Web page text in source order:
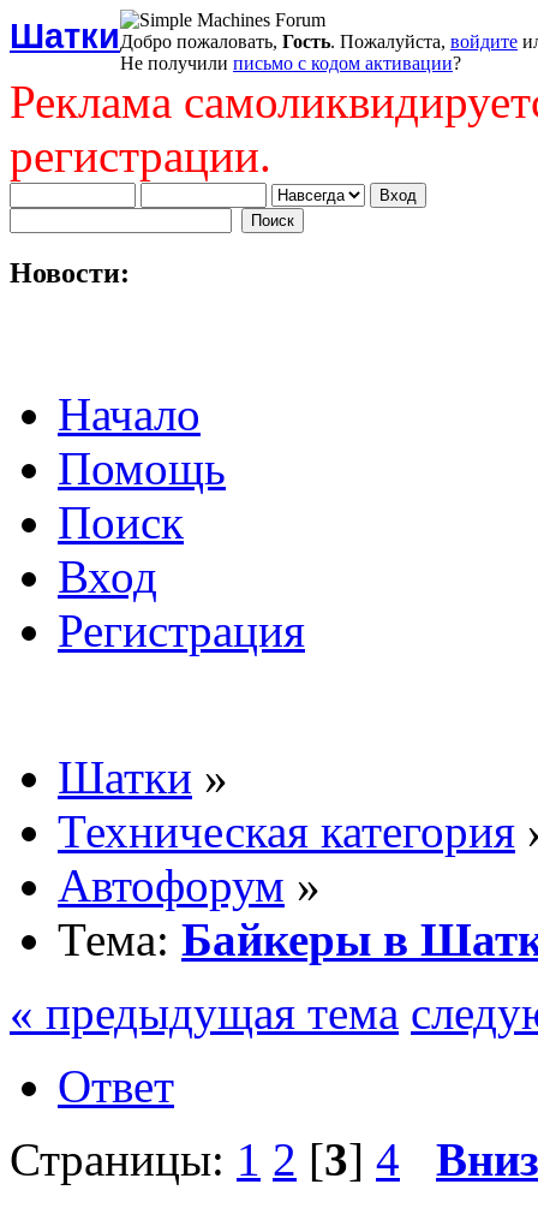
ШаткиДобро пожаловать, Гость. Пожалуйста, войдите
Не получили письмо с кодом активации?
Реклама
регистрации.
Новости:
Начало
Помощь
Поиск
Вход
Регистрация
Шатки »
Техническая категория
Автофорум »
Тема: Байкеры в
« предыдущая тема
Ответ
Страницы: 1 2 [3] 4 Вниз